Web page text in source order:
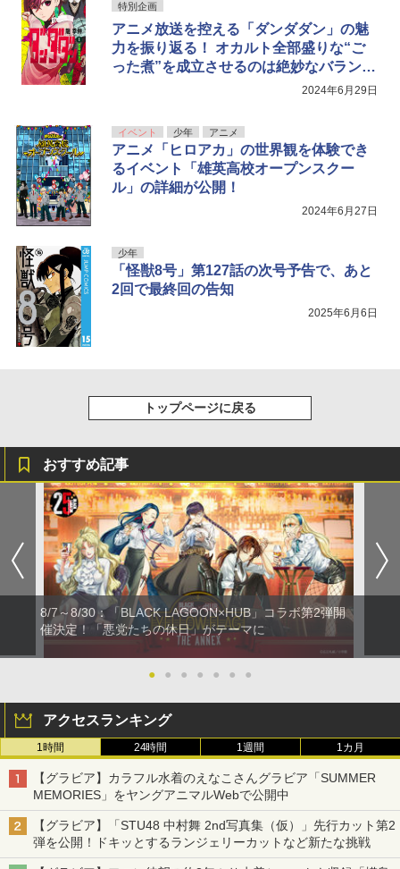
特別企画
アニメ放送を控える「ダンダダン」の魅
力を振り返る！ オカルト全部盛りな“ご
った煮”を成立させるのは絶妙なバランス
2024年6月29日
イベント 少年 アニメ
アニメ「ヒロアカ」の世界観を体験でき
るイベント「雄英高校オープンスクー
ル」の詳細が公開！
2024年6月27日
少年
「怪獣8号」第127話の次号予告で、あと
2回で最終回の告知
2025年6月6日
トップページに戻る
おすすめ記事
8/7～8/30：「BLACK LAGOON×HUB」コラボ第2弾開
催決定！「悪党たちの休日」がテーマに
● ● ● ● ● ● ●
アクセスランキング
1時間 24時間 1週間 1カ月
【グラビア】カラフル水着のえなこさんグラビア「SUMMER
MEMORIES」をヤングアニマルWebで公開中
【グラビア】「STU48 中村舞 2nd写真集（仮）」先行カット第2
弾を公開！ドキッとするランジェリーカットなど新たな挑戦